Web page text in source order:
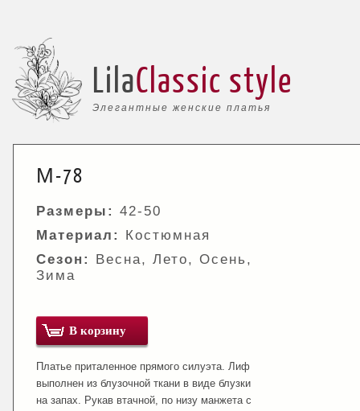
Элегантные женские платья
LilaClassic style
М-78
Размеры: 42-50
Материал:
Костюмная
Сезон:
Весна, Лето, Осень,
Зима
В корзину
Платье приталенное прямого силуэта. Лиф
выполнен из блузочной ткани в виде блузки
на запах. Рукав втачной, по низу манжета с